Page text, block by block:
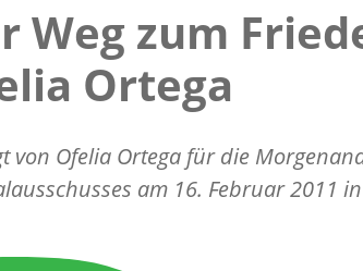
Weg zum
Ortega
von Ofelia Ortega für die
am 16. Februar 2011